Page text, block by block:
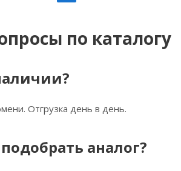
по каталогу
Отгрузка день в день.
аналог?